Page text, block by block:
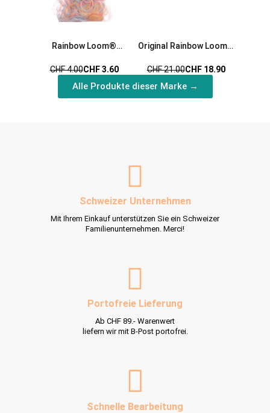
Rainbow Loom®
CHF 4.00CHF 3.60
Original Rainbow Loom®
CHF 21.00CHF 18.90
Alle Produkte dieser Marke →
Schweizer Unternehmen
Mit Ihrem Einkauf unterstützen Sie ein Schweizer
Familienunternehmen. Merci!
Portofreie Lieferung
Ab CHF 89.- Warenwert
liefern wir mit B-Post portofrei.
Schnelle Bearbeitung